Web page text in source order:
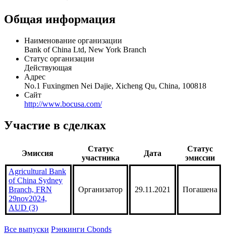
Общая информация
Наименование организации
Bank of China Ltd, New York Branch
Статус организации
Действующая
Адрес
No.1 Fuxingmen Nei Dajie, Xicheng Qu, China, 100818
Сайт
http://www.bocusa.com/
Участие в сделках
Эмиссия
Статус
участника
Дата
Статус
эмиссии
Agricultural Bank
of China Sydney
Branch, FRN
29nov2024,
AUD (3)
Организатор 29.11.2021 Погашена
Все выпуски Рэнкинги Cbonds